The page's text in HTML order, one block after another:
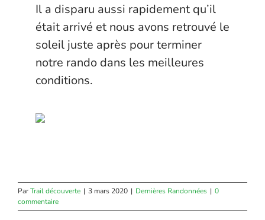
Il a disparu aussi rapidement qu’il
était arrivé et nous avons retrouvé le
soleil juste après pour terminer
notre rando dans les meilleures
conditions.
ParTrail découverte | 3 mars 2020 | Dernières Randonnées | 0
commentaire